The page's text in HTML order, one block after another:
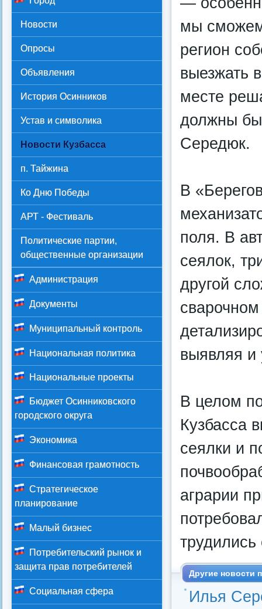
мы сможем
регион
выезжать
месте
должны
Середюк.
В
поля. В
сеялок,
другой
выявляя и
В целом
Кузбасса
сеялки и
аграрии
Другие новости
Илья
Новости
Опросы
Объявления
История Осинников
Устав и символика
Новости Кузбасса
п. Тайжина
Ко Дню Победы
АРТ - Фестиваль
Политические партии,
общественные организации
Администрация
Документы
Муниципальный контроль
Национальная политика
Национальные проекты
Бюджет Осинниковского
городского округа
Экономика
Финансовая грамотность
Стратегическое
планирование
Малый бизнес
Потребительский рынок и
защита прав потребителей
Социальная сфера